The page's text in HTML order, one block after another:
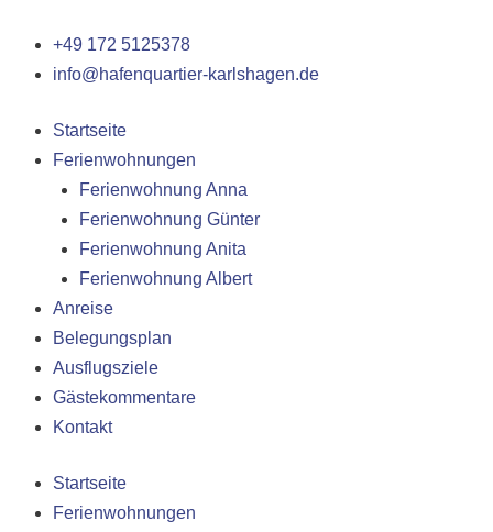
Inhalt
springen
+49 172 5125378
info@hafenquartier-karlshagen.de
Startseite
Ferienwohnungen
Ferienwohnung Anna
Ferienwohnung Günter
Ferienwohnung Anita
Ferienwohnung Albert
Anreise
Belegungsplan
Ausflugsziele
Gästekommentare
Kontakt
Startseite
Ferienwohnungen